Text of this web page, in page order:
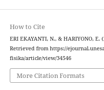
How to Cite
ERI EKAYANTI, N., & HARIYONO, E.
Retrieved from https://
fisika/article/view/34546
More Citation Formats